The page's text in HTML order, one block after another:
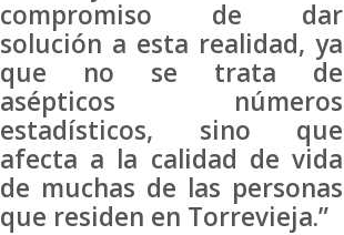
compromiso de dar
solución a esta realidad, ya
que no se trata de
asépticos números
estadísticos, sino que
afecta a la calidad de vida
de muchas de las personas
que residen en Torrevieja.”